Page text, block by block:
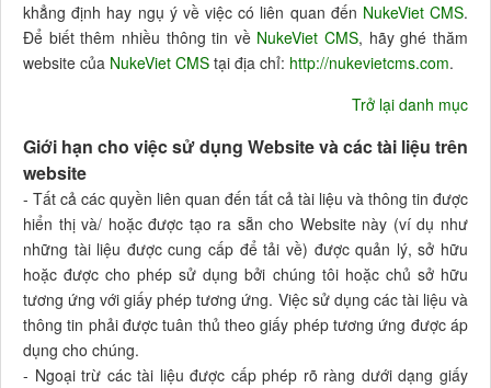
khẳng định hay ngụ ý về việc có liên quan đến NukeViet CMS.
Để biết thêm nhiều thông tin về NukeViet CMS, hãy ghé thăm
website của NukeViet CMS tại địa chỉ: http://nukevietcms.com.
Trở lại danh mục
Giới hạn cho việc sử dụng Website và các tài liệu trên
website
- Tất cả các quyền liên quan đến tất cả tài liệu và thông tin được
hiển thị và/ hoặc được tạo ra sẵn cho Website này (ví dụ như
những tài liệu được cung cấp để tải về) được quản lý, sở hữu
hoặc được cho phép sử dụng bởi chúng tôi hoặc chủ sở hữu
tương ứng với giấy phép tương ứng. Việc sử dụng các tài liệu và
thông tin phải được tuân thủ theo giấy phép tương ứng được áp
dụng cho chúng.
- Ngoại trừ các tài liệu được cấp phép rõ ràng dưới dạng giấy